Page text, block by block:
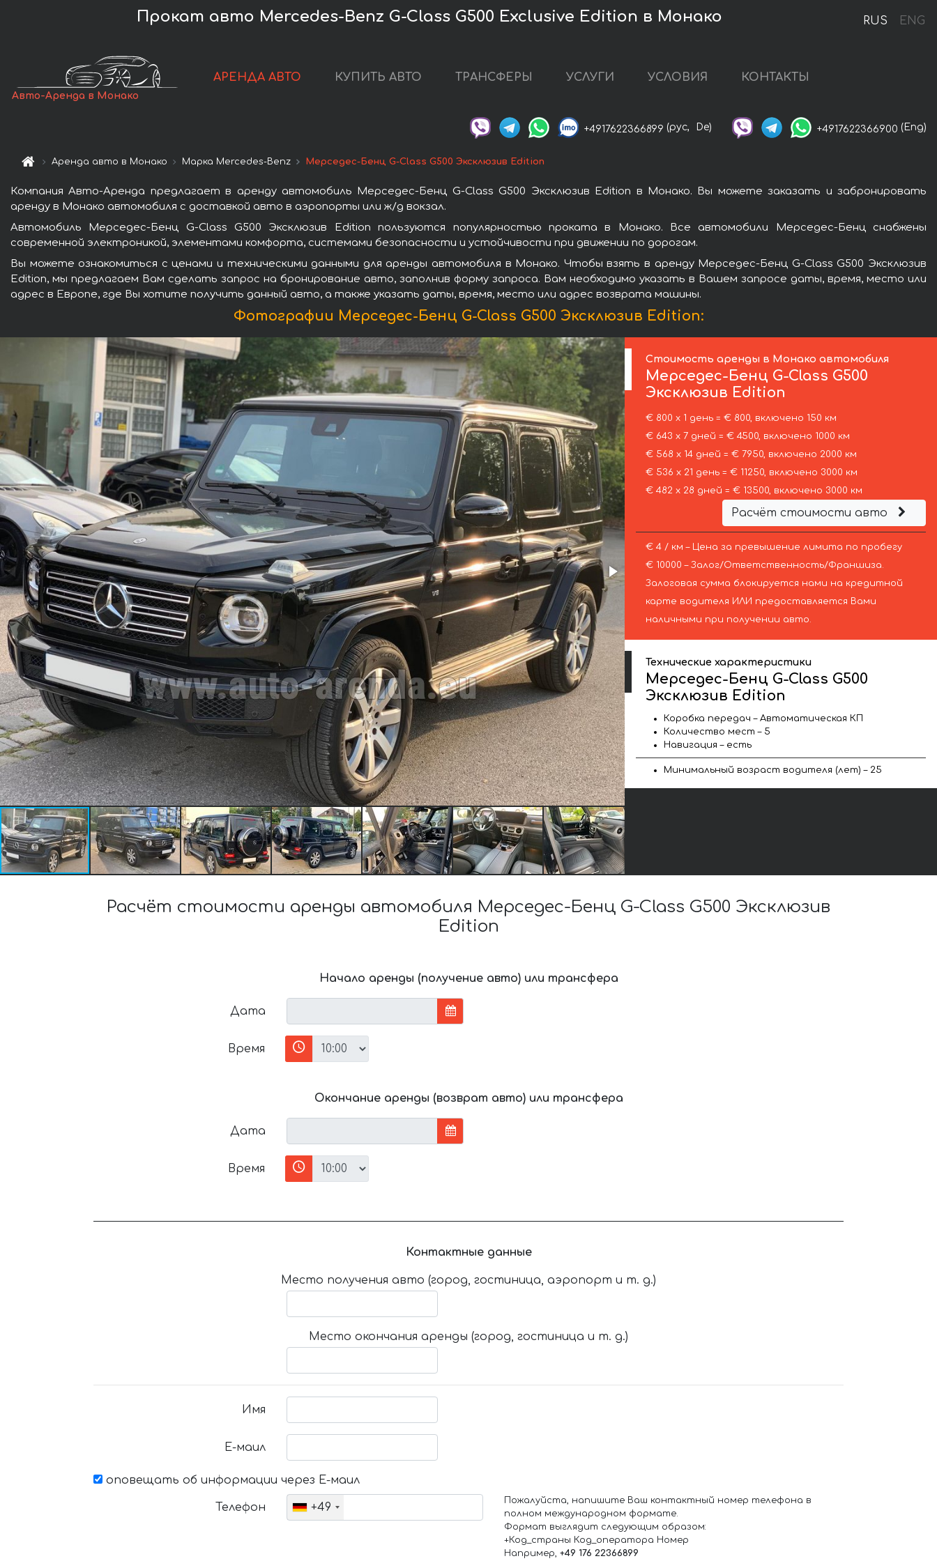
RUS ENG
Прокат авто Mercedes-Benz G-Class G500 Exclusive Edition в Монако
Авто-Аренда в Монако
АРЕНДА АВТО КУПИТЬ АВТО ТРАНСФЕРЫ УСЛУГИ УСЛОВИЯ КОНТАКТЫ
+4917622366899 (рус, De) +4917622366900 (Eng)
Аренда авто в Монако Марка Mercedes-Benz Мерседес-Бенц G-Class G500 Эксклюзив Edition
Компания Авто-Аренда предлагает в аренду автомобиль Мерседес-Бенц G-Class G500 Эксклюзив Edition в Монако. Вы можете заказать и забронировать
аренду в Монако автомобиля с доставкой авто в аэропорты или ж/д вокзал.
Автомобиль Мерседес-Бенц G-Class G500 Эксклюзив Edition пользуются популярностью проката в Монако. Все автомобили Мерседес-Бенц снабжены
современной электроникой, элементами комфорта, системами безопасности и устойчивости при движении по дорогам.
Вы можете ознакомиться с ценами и техническими данными для аренды автомобиля в Монако. Чтобы взять в аренду Мерседес-Бенц G-Class G500 Эксклюзив
Edition, мы предлагаем Вам сделать запрос на бронирование авто, заполнив форму запроса. Вам необходимо указать в Вашем запросе даты, время, место или
адрес в Европе, где Вы хотите получить данный авто, а также указать даты, время, место или адрес возврата машины.
Фотографии Мерседес-Бенц G-Class G500 Эксклюзив Edition:
Стоимость аренды в Монако автомобиля
Мерседес-Бенц G-Class G500
Эксклюзив Edition
€ 800 х 1 день = € 800, включено 150 км
€ 643 х 7 дней = € 4500, включено 1000 км
€ 568 х 14 дней = € 7950, включено 2000 км
€ 536 х 21 день = € 11250, включено 3000 км
€ 482 х 28 дней = € 13500, включено 3000 км
Расчёт стоимости авто
€ 4 / км – Цена за превышение лимита по пробегу
€ 10000 – Залог/Ответственность/Франшиза.
Залоговая сумма блокируется нами на кредитной
карте водителя ИЛИ предоставляется Вами
наличными при получении авто.
Технические характеристики
Мерседес-Бенц G-Class G500
Эксклюзив Edition
Коробка передач – Автоматическая КП
Количество мест – 5
Навигация – есть
Минимальный возраст водителя (лет) – 25
Расчёт стоимости аренды автомобиля Мерседес-Бенц G-Class G500 Эксклюзив
Edition
Начало аренды (получение авто) или трансфера
Дата
Время
Окончание аренды (возврат авто) или трансфера
Дата
Время
Контактные данные
Место получения авто (город, гостиница, аэропорт и т. д.)
Место окончания аренды (город, гостиница и т. д.)
Имя
Е-маил
оповещать об информации через Е-маил
Телефон +49
Пожалуйста, напишите Ваш контактный номер телефона в
полном международном формате.
Формат выглядит следующим образом:
+Код_страны Код_оператора Номер
Например, +49 176 22366899